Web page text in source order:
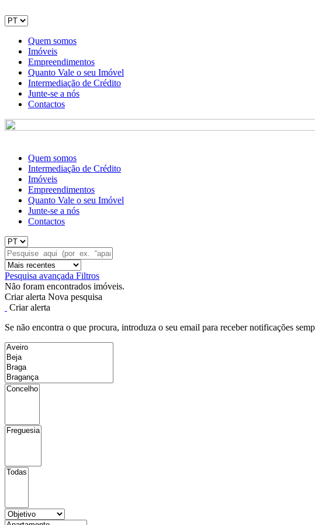
Quem somos
Imóveis
Empreendimentos
Quanto Vale o seu Imóvel
Intermediação de Crédito
Junte-se a nós
Contactos
Quem somos
Intermediação de Crédito
Imóveis
Empreendimentos
Quanto Vale o seu Imóvel
Junte-se a nós
Contactos
Pesquisa avançada Filtros
Não foram encontrados imóveis.
Criar alerta Nova pesquisa
Criar alerta
Se não encontra o que procura, introduza o seu email para receber notificações